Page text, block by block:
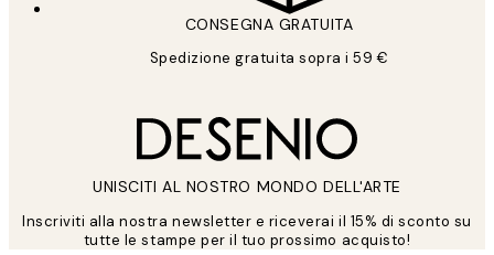
CONSEGNA GRATUITA
Spedizione gratuita sopra i 59 €
UNISCITI AL NOSTRO MONDO DELL'ARTE
Inscriviti alla nostra newsletter e riceverai il 15% di sconto su
tutte le stampe per il tuo prossimo acquisto!